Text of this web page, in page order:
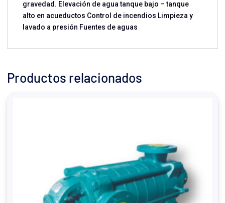
gravedad. Elevación de agua tanque bajo – tanque
alto en acueductos Control de incendios Limpieza y
lavado a presión Fuentes de aguas
Productos relacionados